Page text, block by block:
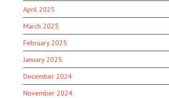
April 2025
March 2025
February 2025
January 2025
December 2024
November 2024